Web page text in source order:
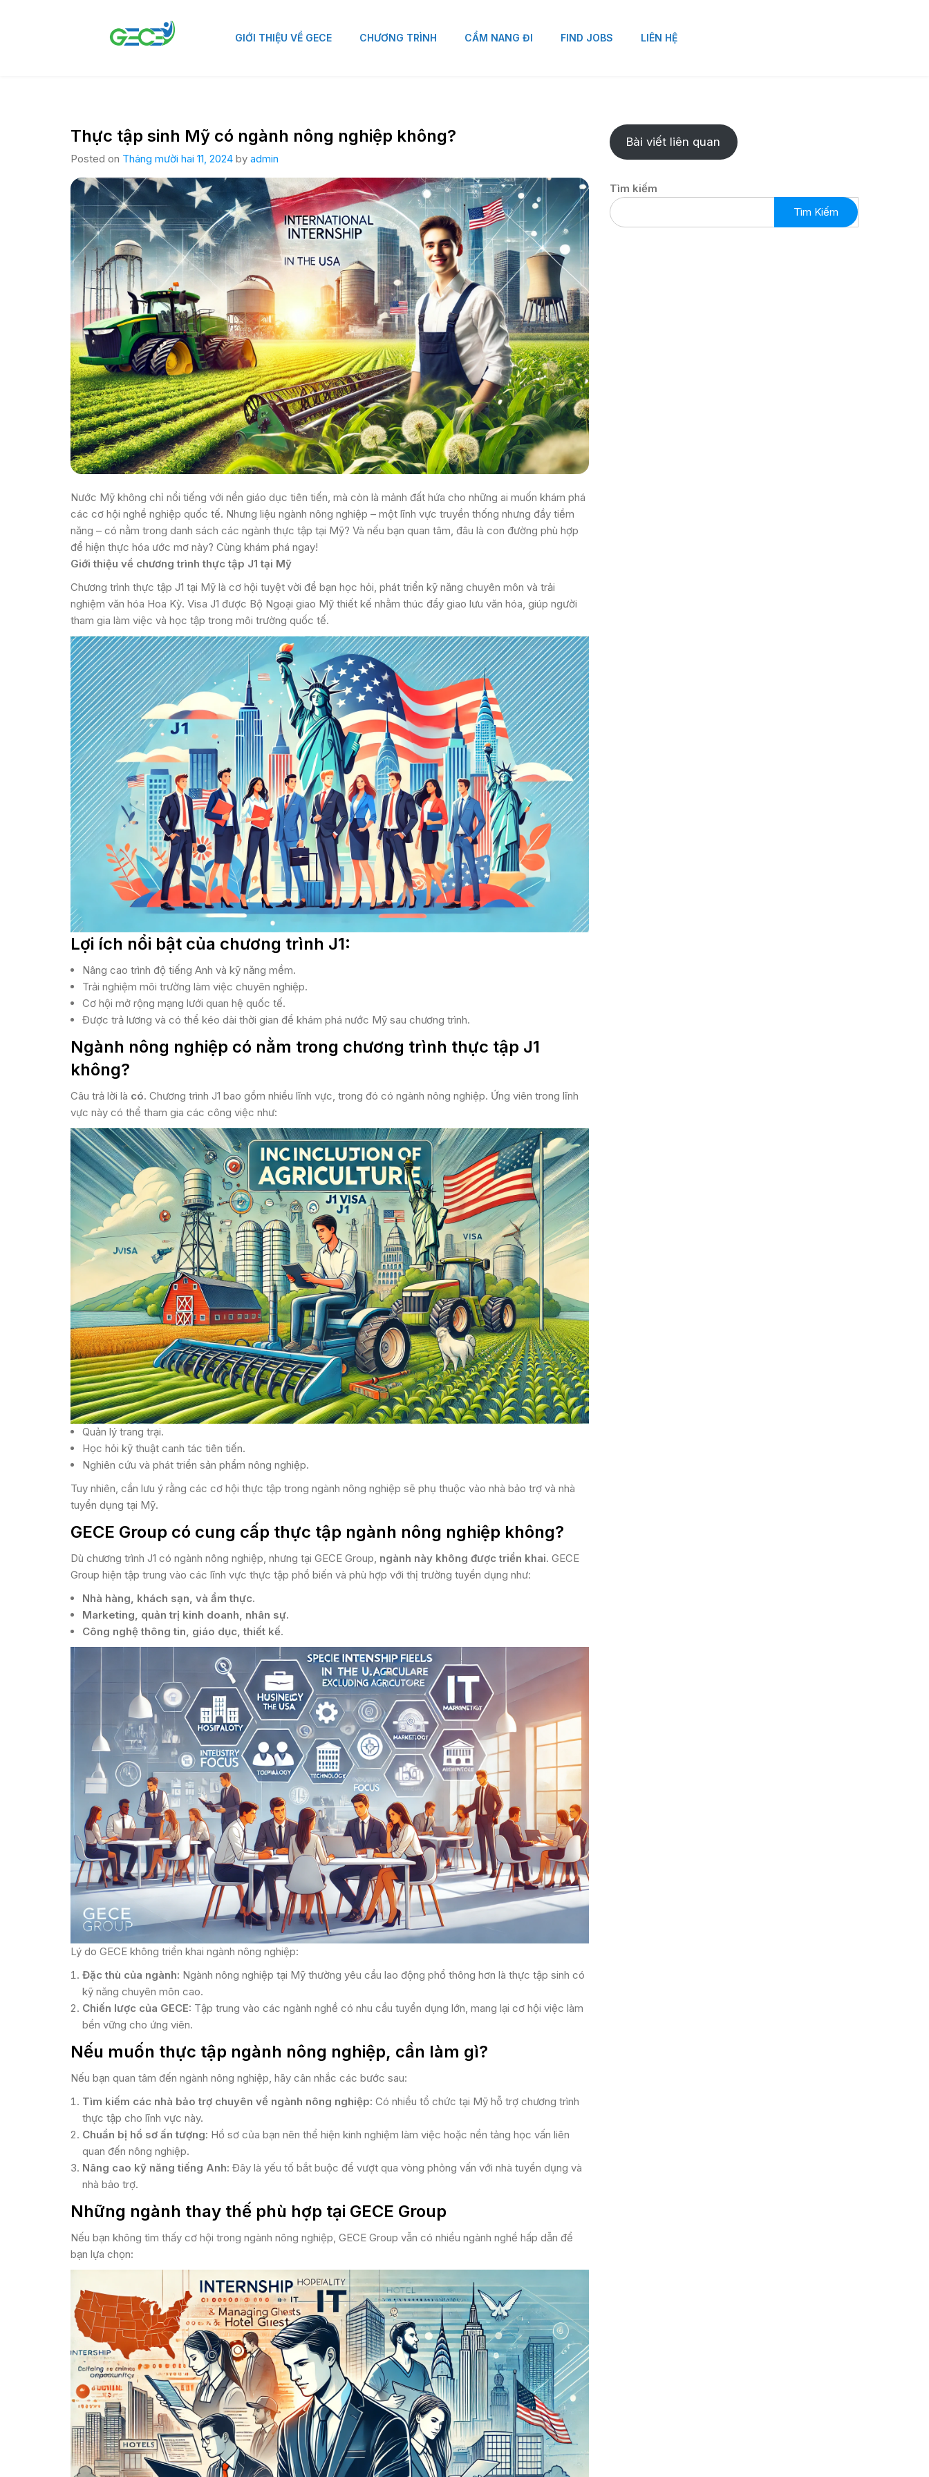
GIỚI THIỆU VỀ GECE CHƯƠNG TRÌNH CẨM NANG ĐI FIND JOBS LIÊN HỆ
Thực tập sinh Mỹ có ngành nông nghiệp không?
Posted on Tháng mười hai 11, 2024 by admin
Nước Mỹ không chỉ nổi tiếng với nền giáo dục tiên tiến, mà còn là mảnh đất hứa cho những ai muốn khám phá
các cơ hội nghề nghiệp quốc tế. Nhưng liệu ngành nông nghiệp – một lĩnh vực truyền thống nhưng đầy tiềm
năng – có nằm trong danh sách các ngành thực tập tại Mỹ? Và nếu bạn quan tâm, đâu là con đường phù hợp
để hiện thực hóa ước mơ này? Cùng khám phá ngay!
Giới thiệu về chương trình thực tập J1 tại Mỹ
Chương trình thực tập J1 tại Mỹ là cơ hội tuyệt vời để bạn học hỏi, phát triển kỹ năng chuyên môn và trải
nghiệm văn hóa Hoa Kỳ. Visa J1 được Bộ Ngoại giao Mỹ thiết kế nhằm thúc đẩy giao lưu văn hóa, giúp người
tham gia làm việc và học tập trong môi trường quốc tế.
Lợi ích nổi bật của chương trình J1:
Nâng cao trình độ tiếng Anh và kỹ năng mềm.
Trải nghiệm môi trường làm việc chuyên nghiệp.
Cơ hội mở rộng mạng lưới quan hệ quốc tế.
Được trả lương và có thể kéo dài thời gian để khám phá nước Mỹ sau chương trình​​.
Ngành nông nghiệp có nằm trong chương trình thực tập J1
không?
Câu trả lời là có. Chương trình J1 bao gồm nhiều lĩnh vực, trong đó có ngành nông nghiệp. Ứng viên trong lĩnh
vực này có thể tham gia các công việc như:
Quản lý trang trại.
Học hỏi kỹ thuật canh tác tiên tiến.
Nghiên cứu và phát triển sản phẩm nông nghiệp​​.
Tuy nhiên, cần lưu ý rằng các cơ hội thực tập trong ngành nông nghiệp sẽ phụ thuộc vào nhà bảo trợ và nhà
tuyển dụng tại Mỹ.
GECE Group có cung cấp thực tập ngành nông nghiệp không?
Dù chương trình J1 có ngành nông nghiệp, nhưng tại GECE Group, ngành này không được triển khai. GECE
Group hiện tập trung vào các lĩnh vực thực tập phổ biến và phù hợp với thị trường tuyển dụng như:
Nhà hàng, khách sạn, và ẩm thực.
Marketing, quản trị kinh doanh, nhân sự.
Công nghệ thông tin, giáo dục, thiết kế​​.
Lý do GECE không triển khai ngành nông nghiệp:
Đặc thù của ngành: Ngành nông nghiệp tại Mỹ thường yêu cầu lao động phổ thông hơn là thực tập sinh có
kỹ năng chuyên môn cao​.
Chiến lược của GECE: Tập trung vào các ngành nghề có nhu cầu tuyển dụng lớn, mang lại cơ hội việc làm
bền vững cho ứng viên​​.
Nếu muốn thực tập ngành nông nghiệp, cần làm gì?
Nếu bạn quan tâm đến ngành nông nghiệp, hãy cân nhắc các bước sau:
Tìm kiếm các nhà bảo trợ chuyên về ngành nông nghiệp: Có nhiều tổ chức tại Mỹ hỗ trợ chương trình
thực tập cho lĩnh vực này.
Chuẩn bị hồ sơ ấn tượng: Hồ sơ của bạn nên thể hiện kinh nghiệm làm việc hoặc nền tảng học vấn liên
quan đến nông nghiệp​​.
Nâng cao kỹ năng tiếng Anh: Đây là yếu tố bắt buộc để vượt qua vòng phỏng vấn với nhà tuyển dụng và
nhà bảo trợ​​.
Những ngành thay thế phù hợp tại GECE Group
Nếu bạn không tìm thấy cơ hội trong ngành nông nghiệp, GECE Group vẫn có nhiều ngành nghề hấp dẫn để
bạn lựa chọn:
Bài viết liên quan
Tìm kiếm
Tìm Kiếm